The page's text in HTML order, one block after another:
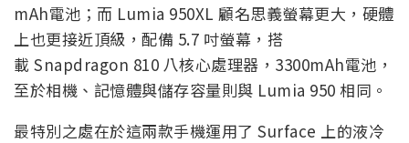
mAh電池；而 Lumia 950XL 顧名思義螢幕更大，硬體
上也更接近頂級，配備 5.7 吋螢幕，搭
載 Snapdragon 810 八核心處理器，3300mAh電池，
至於相機、記憶體與儲存容量則與 Lumia 950 相同。
最特別之處在於這兩款手機運用了 Surface 上的液冷